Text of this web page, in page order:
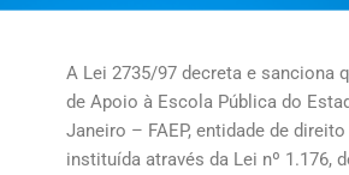
A Lei 2735/97 decreta e sanciona
de Apoio à Escola Pública do
Janeiro – FAEP, entidade de
instituída através da Lei nº 1.176,